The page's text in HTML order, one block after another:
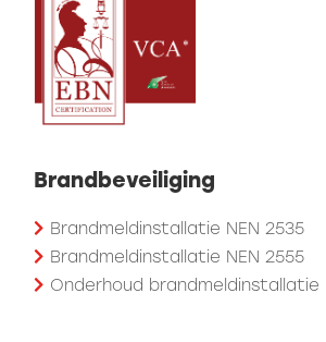
Brandbeveiliging
Brandmeldinstallatie NEN 2535
Brandmeldinstallatie NEN 2555
Onderhoud brandmeldinstallatie